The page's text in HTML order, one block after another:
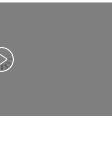
Воспроизведение видео